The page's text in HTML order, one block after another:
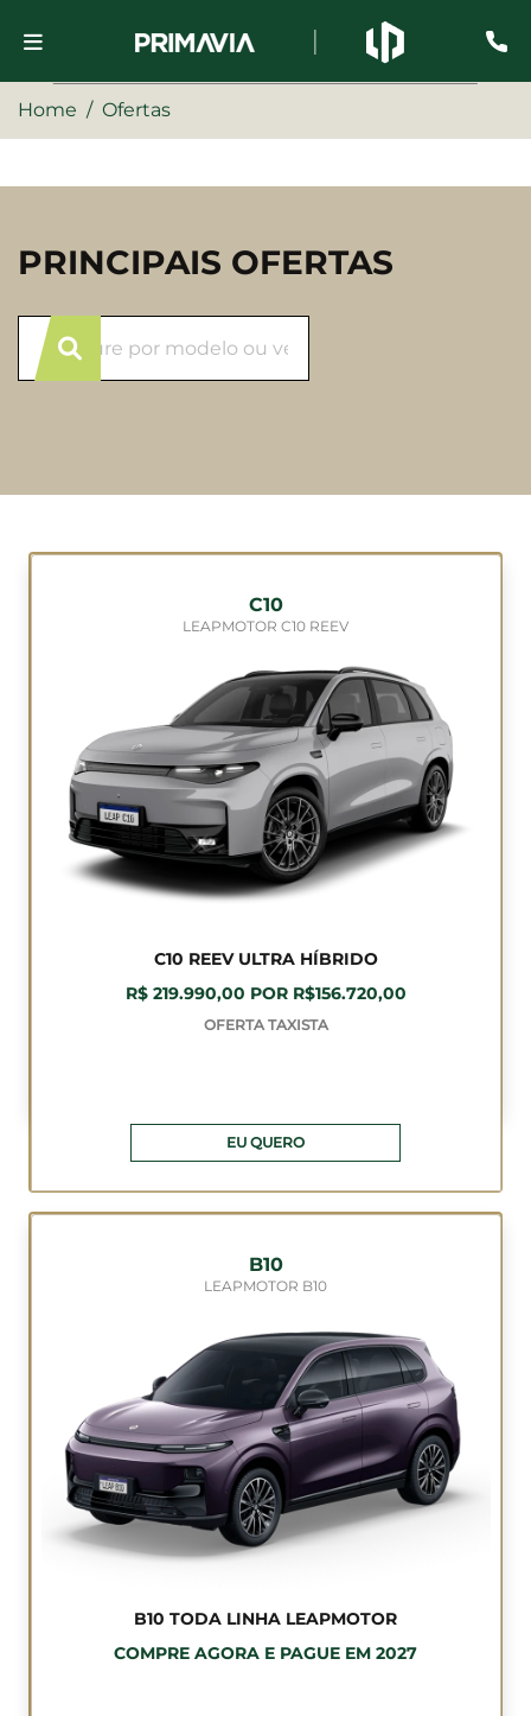
Home Ofertas
PRINCIPAIS OFERTAS
C10
LEAPMOTOR C10 REEV
C10 REEV ULTRA HÍBRIDO
R$ 219.990,00 POR R$156.720,00
OFERTA TAXISTA
EU QUERO
B10
LEAPMOTOR B10
B10 TODA LINHA LEAPMOTOR
COMPRE AGORA E PAGUE EM 2027